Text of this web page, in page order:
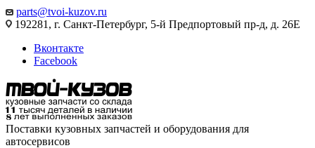
parts@tvoi-kuzov.ru
192281, г. Санкт-Петербург, 5-й Предпортовый пр-д, д. 26Е
Вконтакте
Facebook
Поставки кузовных запчастей и оборудования для
автосервисов